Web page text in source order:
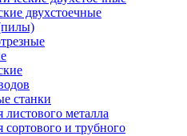
двухстоечные
станки
металла
и трубного